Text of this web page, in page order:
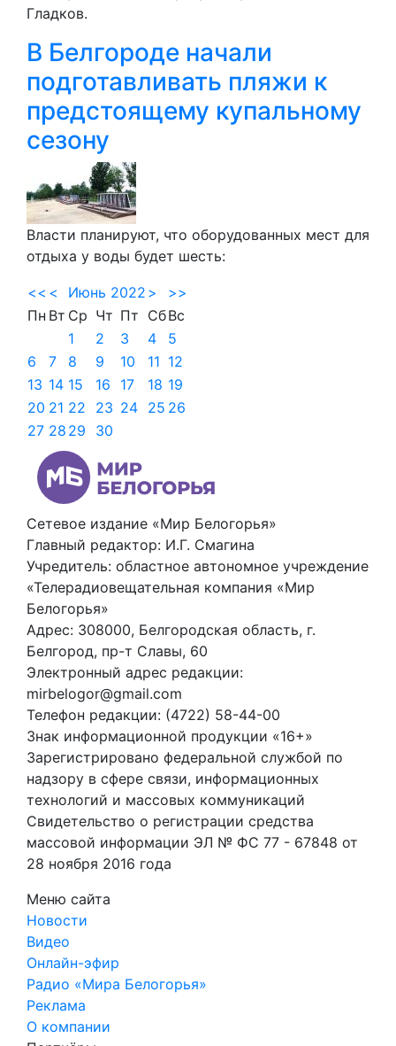
Гладков.
В Белгороде начали
подготавливать пляжи к
предстоящему купальному
сезону
Власти планируют, что оборудованных мест для
отдыха у воды будет шесть:
<< < Июнь 2022 >
>>
Пн Вт Ср Чт Пт СбВс
1
2 3 4
5
6
7 8 9 10 11 12
13 14 15 16 17 18 19
20 21 22 23 24 25 26
27 28 29 30
Сетевое издание «Мир Белогорья»
Главный редактор: И.Г. Смагина
Учредитель: областное автономное учреждение
«Телерадиовещательная компания «Мир
Белогорья»
Адрес: 308000, Белгородская область, г.
Белгород, пр-т Славы, 60
Электронный адрес редакции:
mirbelogor@gmail.com
Телефон редакции: (4722) 58-44-00
Знак информационной продукции «16+»
Зарегистрировано федеральной службой по
надзору в сфере связи, информационных
технологий и массовых коммуникаций
Свидетельство о регистрации средства
массовой информации ЭЛ № ФС 77 - 67848 от
28 ноября 2016 года
Меню сайта
Новости
Видео
Онлайн-эфир
Радио «Мира Белогорья»
Реклама
О компании